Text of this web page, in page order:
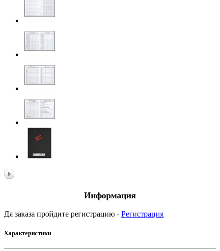
Информация
Дя заказа пройдите регистрацию - Регистрация
Характеристики